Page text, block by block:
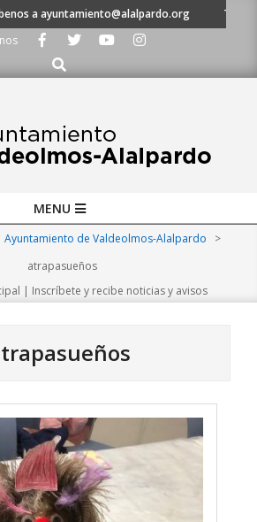
a ayuntamiento@alalpardo.org
TE
Buscar
MENU
Ayuntamiento de Valdeolmos-Alalpardo
>
atrapasueños
| Inscríbete y recibe noticias y avisos